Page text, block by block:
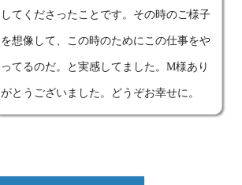
してくださったことです。その時のご様子
を想像して、この時のためにこの仕事をや
ってるのだ。と実感してました。M様あり
がとうございました。どうぞお幸せに。